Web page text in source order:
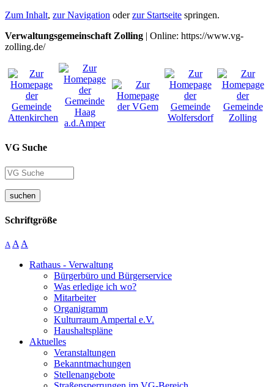
Zum Inhalt, zur Navigation oderzur Startseite springen.
Verwaltungsgemeinschaft Zolling | Online: https://www.vg-
zolling.de/
VG Suche
suchen
Schriftgröße
A A A
Rathaus - Verwaltung
Bürgerbüro und Bürgerservice
Was erledige ich wo?
Mitarbeiter
Organigramm
Kulturraum Ampertal e.V.
Haushaltspläne
Aktuelles
Veranstaltungen
Bekanntmachungen
Stellenangebote